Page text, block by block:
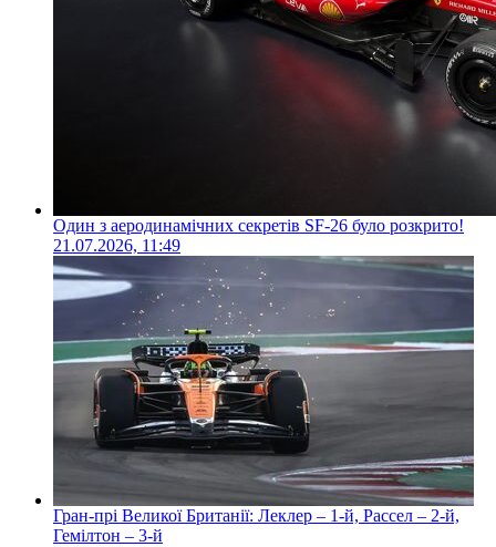
Один з аеродинамічних секретів SF-26 було розкрито!
21.07.2026, 11:49
Гран-прі Великої Британії: Леклер – 1-й, Рассел – 2-й,
Гемілтон – 3-й